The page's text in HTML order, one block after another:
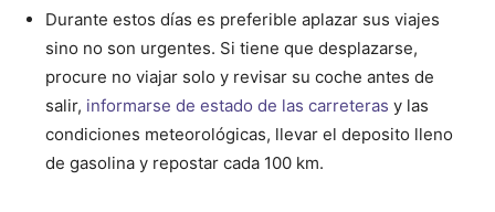
Durante estos días es preferible aplazar sus viajes
sino no son urgentes. Si tiene que desplazarse,
procure no viajar solo y revisar su coche antes de
salir, informarse de estado de las carreteras y las
condiciones meteorológicas, llevar el deposito lleno
de gasolina y repostar cada 100 km.